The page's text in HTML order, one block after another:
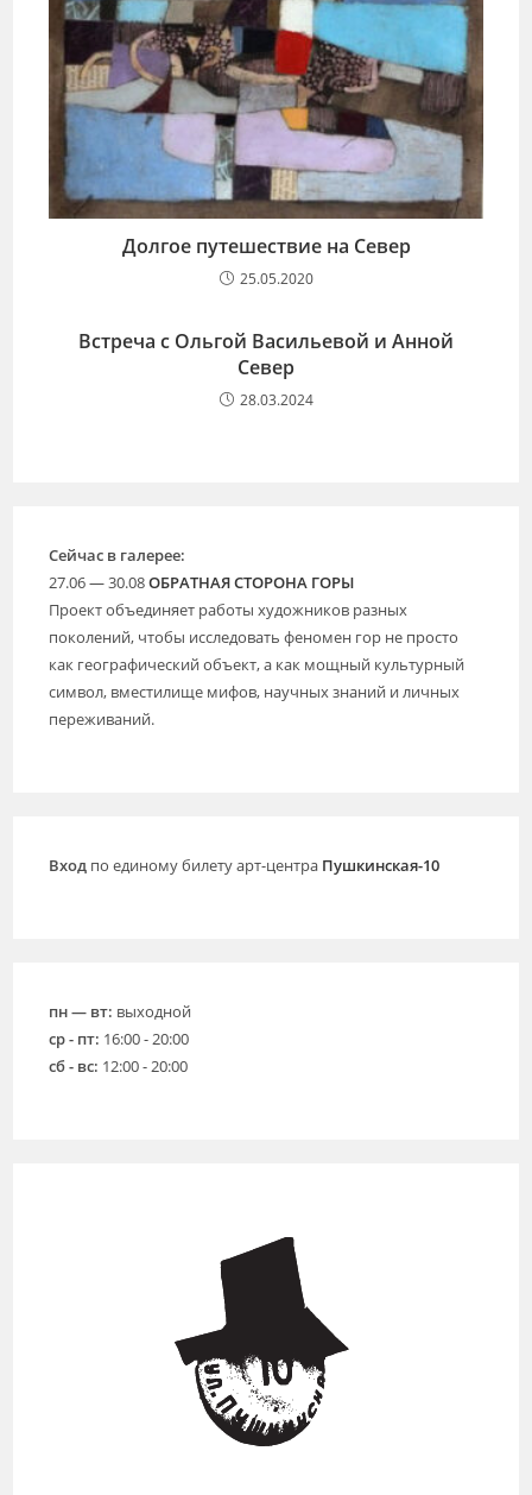
Долгое путешествие на Север
25.05.2020
Встреча с Ольгой Васильевой и Анной
Север
28.03.2024
Сейчас в галерее:
27.06 — 30.08ОБРАТНАЯ СТОРОНА ГОРЫ
Проект объединяет работы художников разных
поколений, чтобы исследовать феномен гор не просто
как географический объект, а как мощный культурный
символ, вместилище мифов, научных знаний и личных
переживаний.
Вход по единому билету арт-центра Пушкинская-10
пн — вт: выходной
ср - пт: 16:00 - 20:00
сб - вс: 12:00 - 20:00